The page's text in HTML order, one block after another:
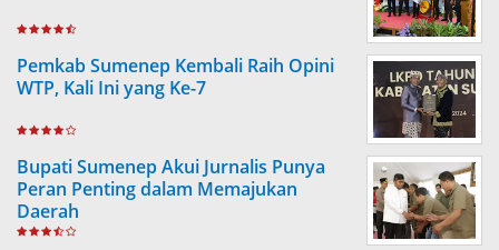
Pemkab Sumenep Kembali Raih Opini
WTP, Kali Ini yang Ke-7
Bupati Sumenep Akui Jurnalis Punya
Peran Penting dalam Memajukan
Daerah